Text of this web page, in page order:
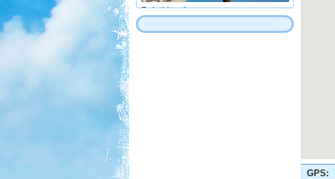
töltjük a szilveszter éjszakáját
GPS: